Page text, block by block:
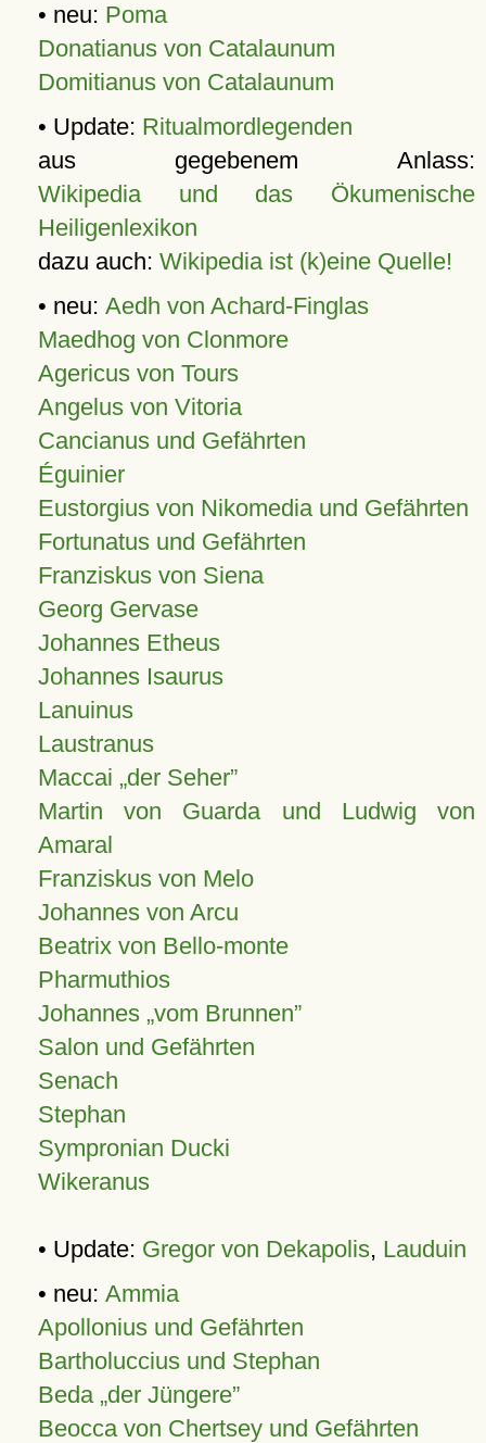
• neu: Poma
Donatianus von Catalaunum
Domitianus von Catalaunum
• Update: Ritualmordlegenden
aus gegebenem Anlass:
Wikipedia und das Ökumenische
Heiligenlexikon
dazu auch: Wikipedia ist (k)eine Quelle!
• neu: Aedh von Achard-Finglas
Maedhog von Clonmore
Agericus von Tours
Angelus von Vitoria
Cancianus und Gefährten
Éguinier
Eustorgius von Nikomedia und Gefährten
Fortunatus und Gefährten
Franziskus von Siena
Georg Gervase
Johannes Etheus
Johannes Isaurus
Lanuinus
Laustranus
Maccai „der Seher”
Martin von Guarda und Ludwig von
Amaral
Franziskus von Melo
Johannes von Arcu
Beatrix von Bello-monte
Pharmuthios
Johannes vom Brunnen
Salon und Gefährten
Senach
Stephan
Sympronian Ducki
Wikeranus
• Update: Gregor von Dekapolis, Lauduin
• neu: Ammia
Apollonius und Gefährten
Bartholuccius und Stephan
Beda „der Jüngere”
Beocca von Chertsey und Gefährten